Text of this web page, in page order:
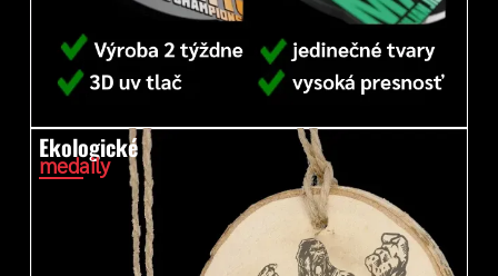
Ekologické
medaily